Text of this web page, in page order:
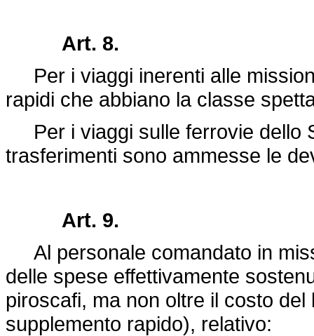
Art. 8.
Per i viaggi inerenti alle
rapidi che abbiano la classe
Per i viaggi sulle ferrovie dello
trasferimenti sono ammesse le
Art. 9.
Al personale comandato in
delle spese effettivamente
piroscafi, ma non oltre il costo
supplemento rapido), relativo: